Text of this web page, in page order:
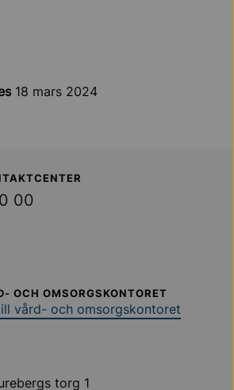
18 mars 2024
00
OCH OMSORGSKONTORET
vård- och omsorgskontoret
torg 1